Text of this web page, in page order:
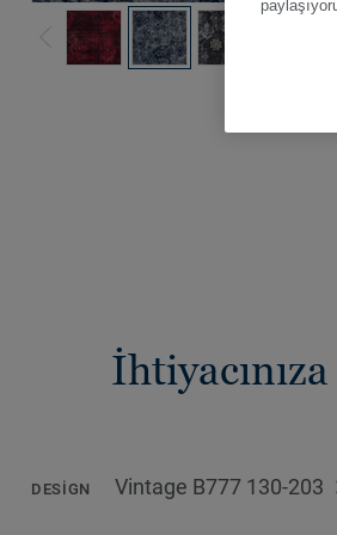
Tüm
DESIGN Vintage B777 130-203